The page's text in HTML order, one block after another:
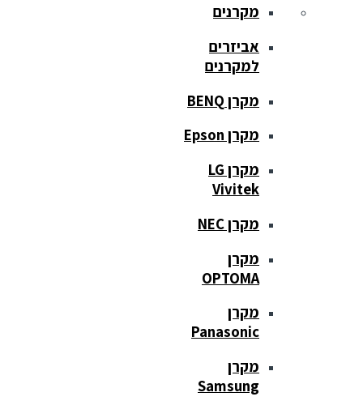
מקרנים
אביזרים
למקרנים
מקרן BENQ
מקרן Epson
מקרן LG
Vivitek
מקרן NEC
מקרן
OPTOMA
מקרן
Panasonic
מקרן
Samsung